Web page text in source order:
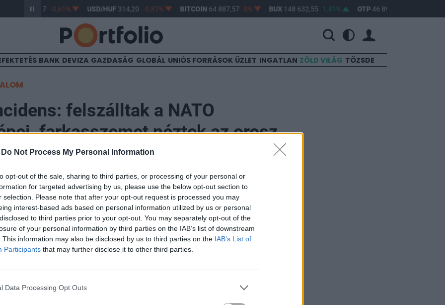
Do Not Process My Personal Information
opt-out of the sale, sharing to third parties, or processing of your personal or
for targeted advertising by us, please use the below opt-out section to
selection. Please note that after your opt-out request is processed you may
interest-based ads based on personal information utilized by us or personal
to third parties prior to your opt-out. You may separately opt-out of the
of your personal information by third parties on the IAB’s list of downstream
This information may also be disclosed by us to third parties on the IAB’s List of
Participants that may further disclose it to other third parties.
Data Processing Opt Outs
363,17 -0,61% USD/HUF314,20 -0,87% BITCOIN64 887,57 0% BUX148 632,55 1,41% OTP46 890
BANK DEVIZA GAZDASÁG GLOBÁL UNIÓS FORRÁSOK ÜZLET INGATLAN ZÖLD VILÁG TŐZSDE
felszálltak a NATO
farkasszemet néztek az orosz
hat orosz katonai repülőgép jelent meg a balti légtérben, amire a
svéd vadászgépekkel reagált - írta a Defence Blog.
Légierő-parancsnoksága megerősítette, hogy június 2-án két francia vadászgép
integrációját a szövetség katonai műveleteibe....